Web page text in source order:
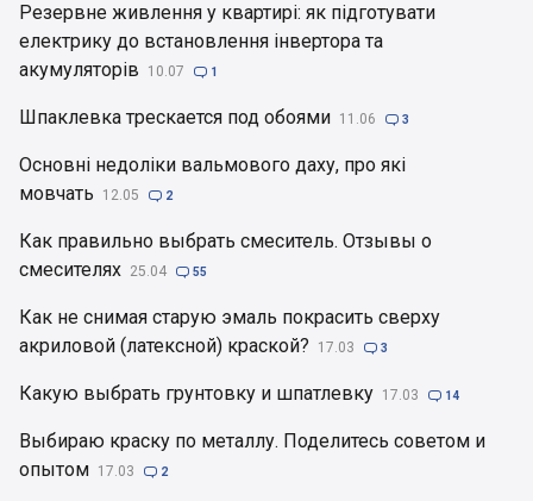
Резервне живлення у квартирі: як підготувати
електрику до встановлення інвертора та
акумуляторів
10.07  1
Шпаклевка трескается под обоями 11.06  3
Основні недоліки вальмового даху, про які
мовчать
12.05  2
Как правильно выбрать смеситель. Отзывы о
смесителях 25.04  55
Как не снимая старую эмаль покрасить сверху
акриловой (латексной) краской?
17.03  3
Какую выбрать грунтовку и шпатлевку 17.03  14
Выбираю краску по металлу. Поделитесь советом и
опытом 17.03  2